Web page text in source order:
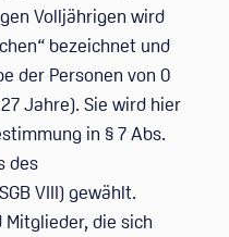
Volljährigen wird
bezeichnet und
der Personen von 0
Jahre). Sie wird hier
in § 7 Abs.
des
VIII) gewählt.
die sich